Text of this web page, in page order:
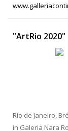
"ArtRio 2020"
Rio de Janeiro,
in Galeria Nara